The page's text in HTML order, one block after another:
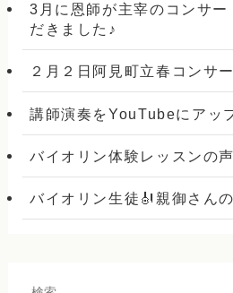
3月に恩師が主宰のコンサー
だきました♪
２月２日阿見町立春コンサ
講師演奏をYouTubeにアッ
バイオリン体験レッスンの
バイオリン生徒🎻親御さん